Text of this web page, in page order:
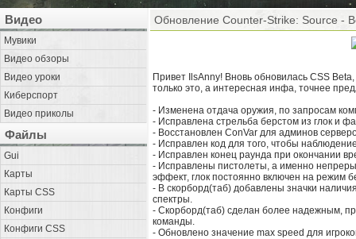
Видео
Мувики
Видео обзоры
Видео уроки
Киберспорт
Видео приколы
Файлы
Gui
Карты
Карты CSS
Конфиги
Конфиги CSS
Обновление Counter-Strike: Source -
Привет IlsAnny! Вновь обновилась CSS
только это, а интересная инфа, точнее
- Изменена отдача оружия, по запросам
- Исправлена стрельба берстом из глок и
- Восстановлен ConVar для админов
- Исправлен код для того, чтобы
- Исправлен конец раунда при окончании
- Исправлены пистолеты, а именно
эффект, глок постоянно включен на режим
- В скорборд(таб) добавлены значки
спектры.
- Скорборд(таб) сделан более надежным,
команды.
- Обновлено значение max speed для